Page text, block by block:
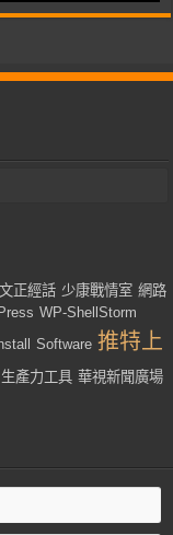
正經話 少康戰情室 網路
WP-ShellStorm
Software 推特上
生產力工具 華視新聞廣場